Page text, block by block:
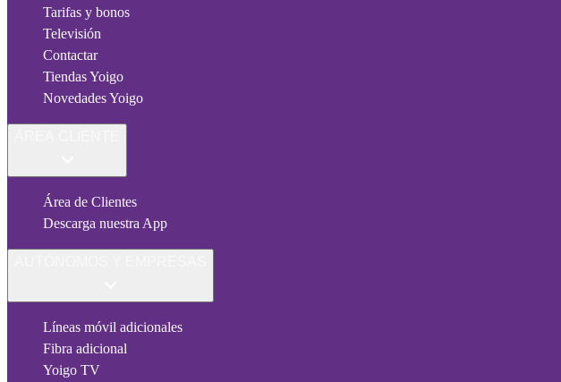
Tarifas y bonos
Televisión
Contactar
Tiendas Yoigo
Novedades Yoigo
Área de Clientes
Descarga nuestra App
Líneas móvil adicionales
Fibra adicional
Yoigo TV